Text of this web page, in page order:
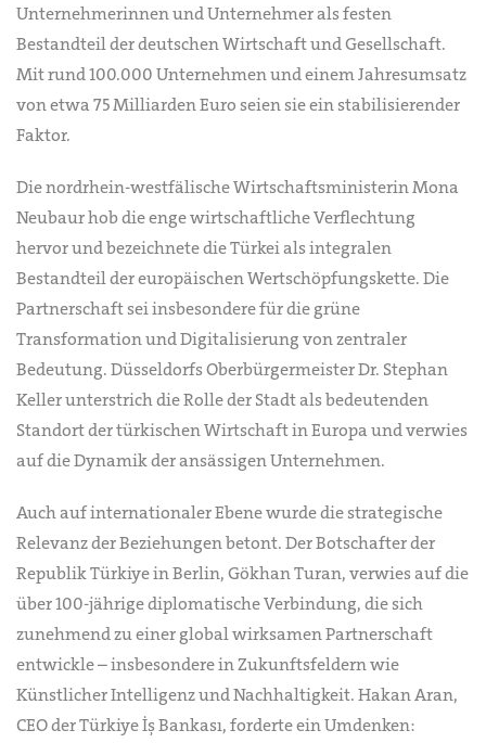
Unternehmerinnen und Unternehmer als festen
Bestandteil der deutschen Wirtschaft und Gesellschaft.
Mit rund 100.000 Unternehmen und einem Jahresumsatz
von etwa 75 Milliarden Euro seien sie ein stabilisierender
Faktor.
Die nordrhein-westfälische Wirtschaftsministerin Mona
Neubaur hob die enge wirtschaftliche Verflechtung
hervor und bezeichnete die Türkei als integralen
Bestandteil der europäischen Wertschöpfungskette. Die
Partnerschaft sei insbesondere für die grüne
Transformation und Digitalisierung von zentraler
Bedeutung. Düsseldorfs Oberbürgermeister Dr. Stephan
Keller unterstrich die Rolle der Stadt als bedeutenden
Standort der türkischen Wirtschaft in Europa und verwies
auf die Dynamik der ansässigen Unternehmen.
Auch auf internationaler Ebene wurde die strategische
Relevanz der Beziehungen betont. Der Botschafter der
Republik Türkiye in Berlin, Gökhan Turan, verwies auf die
über 100-jährige diplomatische Verbindung, die sich
zunehmend zu einer global wirksamen Partnerschaft
entwickle – insbesondere in Zukunftsfeldern wie
Künstlicher Intelligenz und Nachhaltigkeit. Hakan Aran,
CEO der Türkiye İş Bankası, forderte ein Umdenken: